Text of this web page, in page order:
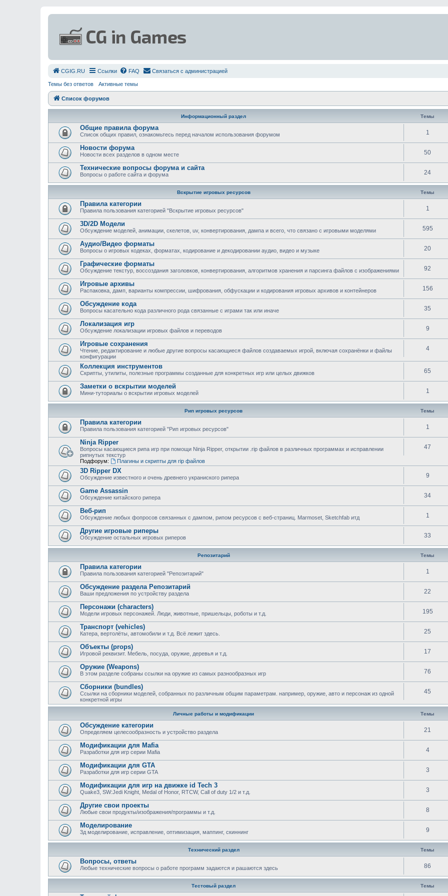
СGIG.RU Ссылки FAQ Связаться с администрацией
Темы без ответов Активные темы
Список форумов
Информационный раздел Темы
Общие правила форума
Список общих правил, ознакомьтесь перед началом использования форумом 1
Новости форума
Новости всех разделов в одном месте 50
Технические вопросы форума и сайта
Вопросы о работе сайта и форума 24
Вскрытие игровых ресурсов Темы
Правила категории
Правила пользования категорией "Вскрытие игровых ресурсов" 1
3D/2D Модели
Обсуждение моделей, анимации, скелетов, uv, конвертирования, дампа и всего, что связано с игровыми моделями 595
Аудио/Видео форматы
Вопросы о игровых кодеках, форматах, кодирование и декодировании аудио, видео и музыке 20
Графические форматы
Обсуждение текстур, воссоздания заголовков, конвертирования, алгоритмов хранения и парсинга файлов с изображениями 92
Игровые архивы
Распаковка, дамп, варианты компрессии, шифрования, обфускации и кодирования игровых архивов и контейнеров 156
Обсуждение кода
Вопросы касательно кода различного рода связанные с играми так или иначе 35
Локализация игр
Обсуждение локализации игровых файлов и переводов 9
Игровые сохранения
Чтение, редактирование и любые другие вопросы касающиеся файлов создаваемых игрой, включая сохранёнки и файлы
конфигурации
4
Коллекция инструментов
Скрипты, утилиты, полезные программы созданные для конкретных игр или целых движков 65
Заметки о вскрытии моделей
Мини-туториалы о вскрытии игровых моделей 1
Рип игровых ресурсов Темы
Правила категории
Правила пользования категорией "Рип игровых ресурсов" 1
Ninja Ripper
Вопросы касающиеся рипа игр при помощи Ninja Ripper, открытии .rip файлов в различных программах и исправлении
рипнутых текстур
Подфорум:
Плагины и скрипты для rip файлов
47
3D Ripper DX
Обсуждение известного и очень древнего украниского рипера 9
Game Assassin
Обсуждение китайского рипера 34
Веб-рип
Обсуждение любых фопросов связанных с дампом, рипом ресурсов с веб-страниц. Marmoset, Sketchfab итд 1
Другие игровые риперы
Обсуждение остальных игровых риперов 33
Репозитарий Темы
Правила категории
Правила пользования категорией "Репозитарий" 1
Обсуждение раздела Репозитарий
Ваши предложения по устройству раздела 22
Персонажи (characters)
Модели игровых персонажей. Люди, животные, пришельцы, роботы и т.д. 195
Транспорт (vehicles)
Катера, вертолёты, автомобили и т.д. Всё лежит здесь. 25
Объекты (props)
Игровой реквизит. Мебель, посуда, оружие, деревья и т.д. 17
Оружие (Weapons)
В этом разделе собраны ссылки на оружие из самых разнообразных игр 76
Сборники (bundles)
Ссылки на сборники моделей, собранных по различным общим параметрам. например, оружие, авто и персонаж из одной
конкретной игры
45
Личные работы и модификации Темы
Обсуждение категории
Определяем целесообразность и устройство раздела 21
Модификации для Mafia
Разработки для игр серии Mafia 4
Модификации для GTA
Разработки для игр серии GTA 3
Модификации для игр на движке id Tech 3
Quake3, SW:Jedi Knight, Medal of Honor, RTCW, Call of duty 1/2 и т.д. 3
Другие свои проекты
Любые свои продукты/изображения/программы и т.д. 8
Моделирование
3д моделирование, исправление, оптимизация, маппинг, скиннинг 9
Технический раздел Темы
Вопросы, ответы
Любыe технические вопросы о работе программ задаются и рашаются здесь 86
Тестовый раздел Темы